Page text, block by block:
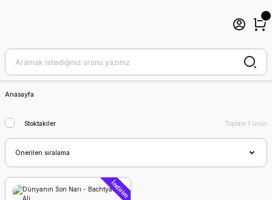
Anasayfa
Stoktakiler Toplam 1 ürün
İndirim